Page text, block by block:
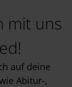
mit uns
auf deine
Abitur-,